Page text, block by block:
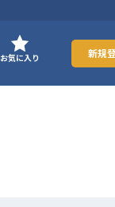
お気に入り 新規